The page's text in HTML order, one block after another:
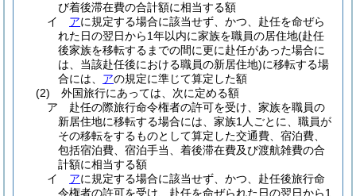
び着後滞在費の合計額に相当する額
イ
アに規定する場合に該当せず、かつ、赴任を命ぜら
れた日の翌日から1年以内に家族を職員の居住地(赴任
後家族を移転するまでの間に更に赴任があった場合に
は、当該赴任後における職員の新居住地)に移転する場
合には、 アの規定に準じて算定した額
(2)
外国旅行にあっては、次に定める額
ア
赴任の際旅行命令権者の許可を受け、家族を職員の
新居住地に移転する場合には、家族1人ごとに、職員が
その移転をするものとして算定した交通費、宿泊費、
包括宿泊費、宿泊手当、着後滞在費及び渡航雑費の合
計額に相当する額
イ
アに規定する場合に該当せず、かつ、赴任後旅行命
令権者の許可を受け、赴任を命ぜられた日の翌日から1